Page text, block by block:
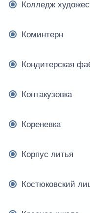
Колледж
Коминтерн
Кондитерская
Контакузовка
Кореневка
Корпус литья
Костюковский